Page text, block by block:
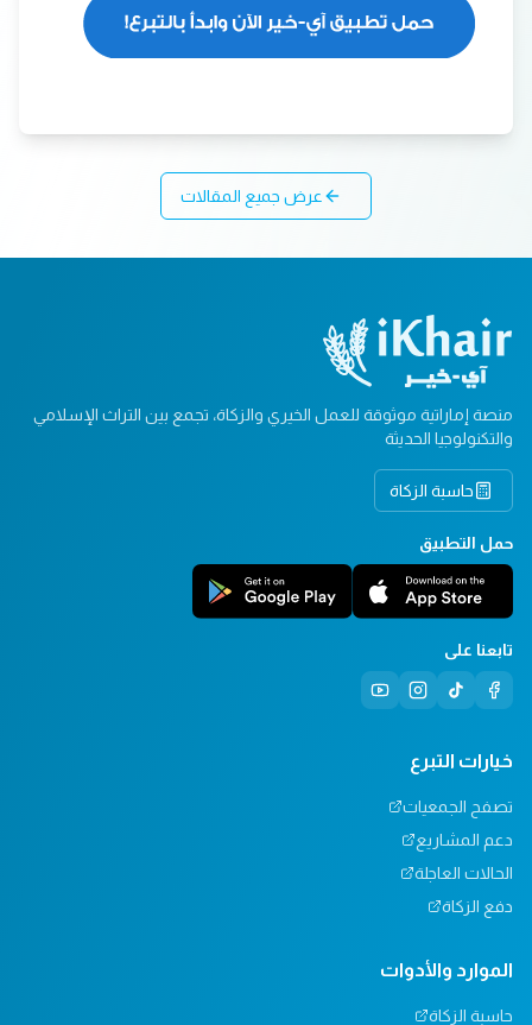
عرض جميع المقالات
منصة إماراتية موثوقة للعمل الخيري والزكاة، تجمع بين التراث الإسلامي
والتكنولوجيا الحديثة
حاسبة الزكاة
حمل التطبيق
تابعنا على
خيارات التبرع
تصفح الجمعيات
دعم المشاريع
الحالات العاجلة
دفع الزكاة
الموارد والأدوات
حاسبة الزكاة